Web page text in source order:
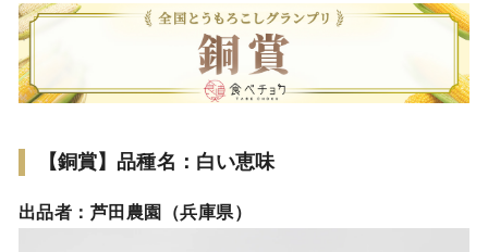
【銅賞】品種名：白い恵味
出品者：芦田農園（兵庫県）